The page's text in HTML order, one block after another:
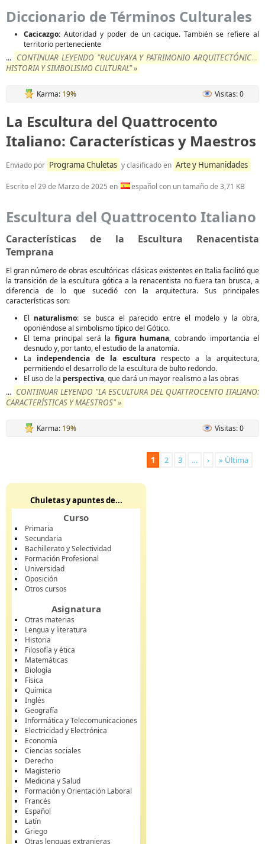
Diccionario de Términos Culturales
Cacicazgo: Autoridad y poder de un cacique. También se refiere al
territorio perteneciente
... CONTINUAR LEYENDO "RUCUYAYA Y PATRIMONIO ARQUITECTÓNICO:
HISTORIA Y SIMBOLISMO CULTURAL" »
Karma: 19% Visitas: 0
La Escultura del Quattrocento
Italiano: Características y Maestros
Enviado por Programa Chuletas y clasificado en Arte y Humanidades
Escrito el 29 de Marzo de 2025 en español con un tamaño de 3,71 KB
Escultura del Quattrocento Italiano
Características de la Escultura Renacentista
Temprana
El gran número de obras escultóricas clásicas existentes en Italia facilitó que
la transición de la escultura gótica a la renacentista no fuera tan brusca, a
diferencia de lo que sucedió con la arquitectura. Sus principales
características son:
El naturalismo: se busca el parecido entre el modelo y la obra,
oponiéndose al simbolismo típico del Gótico.
El tema principal será la figura humana, cobrando importancia el
desnudo y, por tanto, el estudio de la anatomía.
La independencia de la esculturarespecto a la arquitectura,
permitiendo el desarrollo de la escultura de bulto redondo.
El uso de la perspectiva, que dará un mayor realismo a las obras
... CONTINUAR LEYENDO "LA ESCULTURA DEL QUATTROCENTO ITALIANO:
CARACTERÍSTICAS Y MAESTROS" »
Karma: 19% Visitas: 0
1 2 3 … › » Última
Chuletas y apuntes de...
Curso
Primaria
Secundaria
Bachillerato y Selectividad
Formación Profesional
Universidad
Oposición
Otros cursos
Asignatura
Otras materias
Lengua y literatura
Historia
Filosofía y ética
Matemáticas
Biología
Física
Química
Inglés
Geografía
Informática y Telecomunicaciones
Electricidad y Electrónica
Economía
Ciencias sociales
Derecho
Magisterio
Medicina y Salud
Formación y Orientación Laboral
Francés
Español
Latín
Griego
Otras lenguas extranjeras